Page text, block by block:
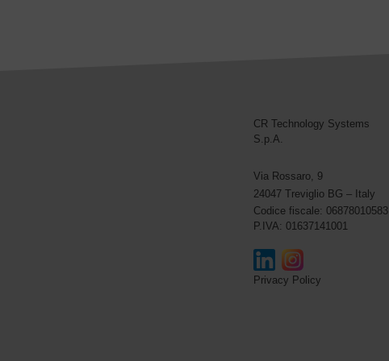
CR Technology SystemsCR Technology Systems
S.p.A.
Via Rossaro, 9
24047 Treviglio BG – Italy
Codice fiscale: 06878010583
P.IVA: 01637141001
Privacy Policy